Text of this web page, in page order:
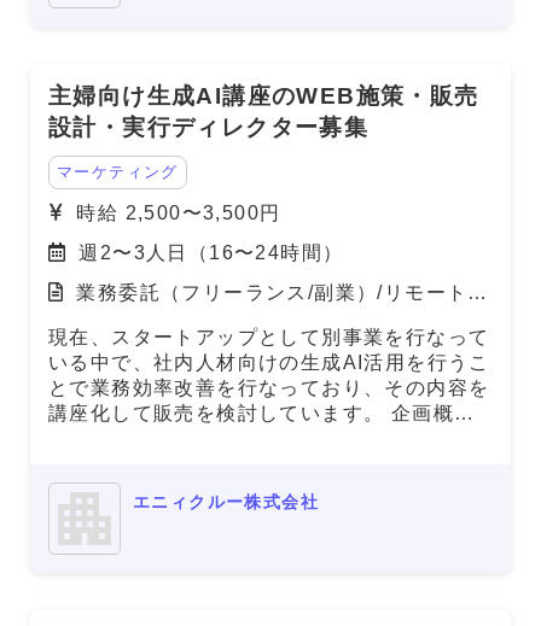
主婦向け生成AI講座のWEB施策・販売
設計・実行ディレクター募集
マーケティング
時給 2,500〜3,500円
週2〜3人日（16〜24時間）
業務委託（フリーランス/副業）/リモート
現在、スタートアップとして別事業を行なって
いる中で、社内人材向けの生成AI活用を行うこ
とで業務効率改善を行なっており、その内容を
講座化して販売を検討しています。 企画概要
イナーさんと連携して、WEB施策、販売まで
ディレクションいただける方を募集します。
エニィクルー株式会社